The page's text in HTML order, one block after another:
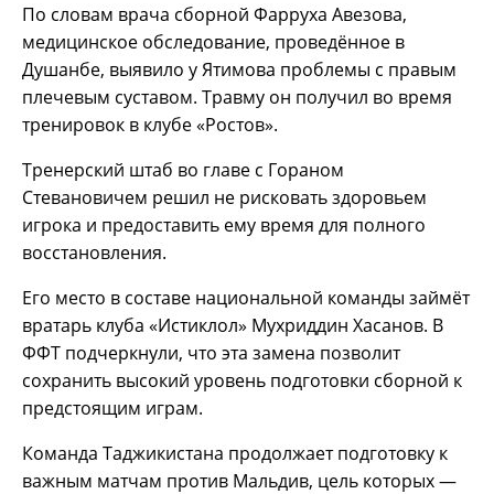
По словам врача сборной Фарруха Авезова,
медицинское обследование, проведённое в
Душанбе, выявило у Ятимова проблемы с правым
плечевым суставом. Травму он получил во время
тренировок в клубе «Ростов».
Тренерский штаб во главе с Гораном
Стевановичем решил не рисковать здоровьем
игрока и предоставить ему время для полного
восстановления.
Его место в составе национальной команды займёт
вратарь клуба «Истиклол» Мухриддин Хасанов. В
ФФТ подчеркнули, что эта замена позволит
сохранить высокий уровень подготовки сборной к
предстоящим играм.
Команда Таджикистана продолжает подготовку к
важным матчам против Мальдив, цель которых —